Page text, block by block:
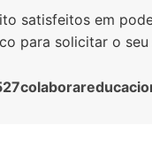
satisfeitos em
para solicitar o seu